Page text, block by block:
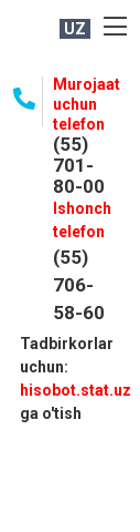
UZ
Murojaat
uchun
telefon
(55)
701-
80-00
Ishonch
telefon
(55)
706-
58-60
Tadbirkorlar
uchun:
hisobot.stat.uz
ga o'tish